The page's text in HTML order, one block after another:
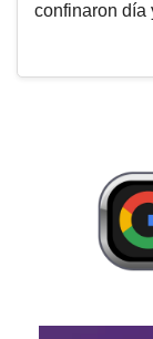
confinaron día